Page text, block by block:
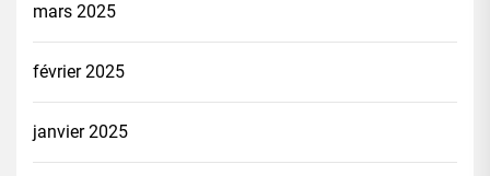
mars 2025
février 2025
janvier 2025